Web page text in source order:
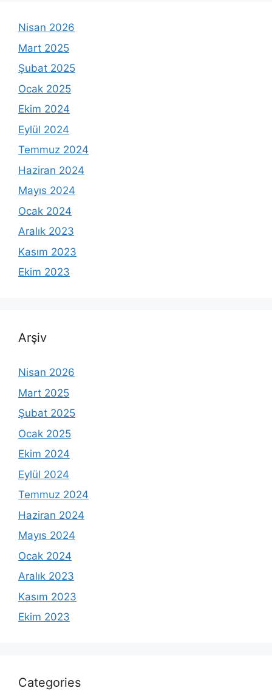
Nisan 2026
Mart 2025
Şubat 2025
Ocak 2025
Ekim 2024
Eylül 2024
Temmuz 2024
Haziran 2024
Mayıs 2024
Ocak 2024
Aralık 2023
Kasım 2023
Ekim 2023
Arşiv
Nisan 2026
Mart 2025
Şubat 2025
Ocak 2025
Ekim 2024
Eylül 2024
Temmuz 2024
Haziran 2024
Mayıs 2024
Ocak 2024
Aralık 2023
Kasım 2023
Ekim 2023
Categories